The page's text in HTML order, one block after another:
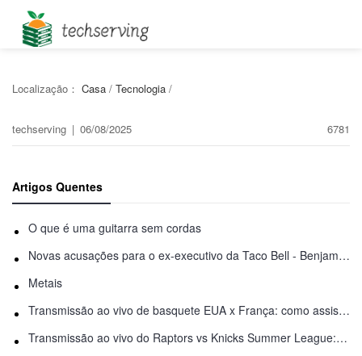
Localização： Casa / Tecnologia /
techserving | 06/08/2025 6781
Artigos Quentes
O que é uma guitarra sem cordas
Novas acusações para o ex-executivo da Taco Bell - Benjamin Golden - na briga do Uber
Metais
Transmissão ao vivo de basquete EUA x França: como assistir online
Transmissão ao vivo do Raptors vs Knicks Summer League: como assistir